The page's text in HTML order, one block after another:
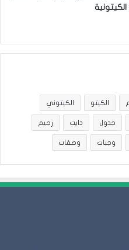
الكيتو الكيتوني
جدول دايت رجيم
وجبات وصفات